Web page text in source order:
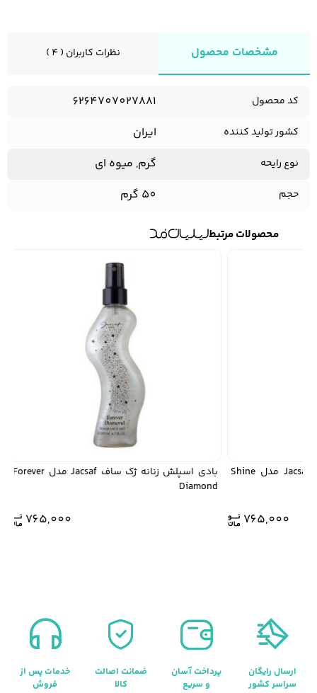
مشخصات محصول نظرات کاربران ( 4 )
کد محصول 6264707027881
کشور تولید کننده ایران
نوع رایحه گرم, میوه ای
حجم 50 گرم
محصولات مرتبط
بادی اسپلش زنانه ژک ساف Jacsaf مدل Shine
765,000
بادی اسپلش زنانه ژک ساف Jacsaf مدل Forever
Diamond
765,000
ارسال رایگان
سراسر کشور
پرداخت آسان
و سریع
ضمانت اصالت
کالا
خدمات پس از
فروش